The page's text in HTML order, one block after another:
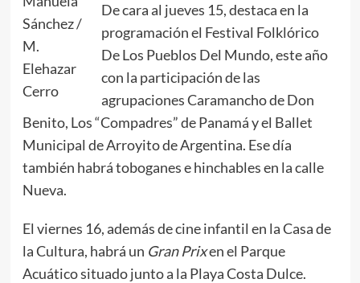
Sánchez /
M.
Elehazar
Cerro
De cara al jueves 15, destaca en la
programación el Festival Folklórico
De Los Pueblos Del Mundo, este año
con la participación de las
agrupaciones Caramancho de Don
Benito, Los “Compadres” de Panamá y el Ballet
Municipal de Arroyito de Argentina. Ese día
también habrá toboganes e hinchables en la calle
Nueva.
El viernes 16, además de cine infantil en la Casa de
la Cultura, habrá un Gran Prixen el Parque
Acuático situado junto a la Playa Costa Dulce.